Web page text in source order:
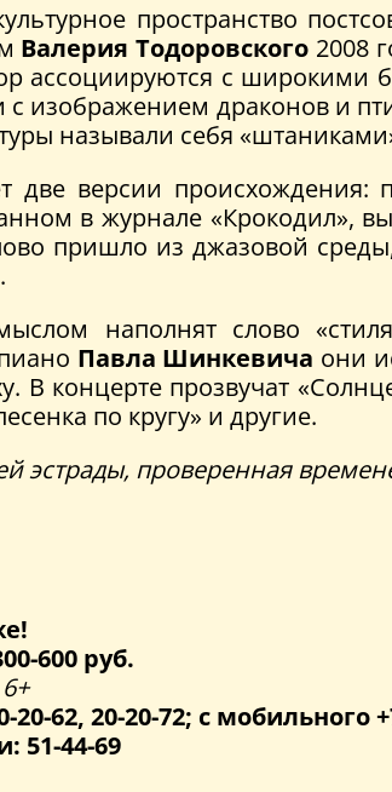
пространство
Валерия Тодоровского 2008
ассоциируются с
с изображением драконов и
называли себя
две версии
в журнале «Крокодил»,
пришло из джазовой
наполнят слово
Павла Шинкевича они
В концерте прозвучат
по кругу» и другие.
эстрады, проверенная
600 руб.
62, 20-20-72; с мобильного
51-44-69